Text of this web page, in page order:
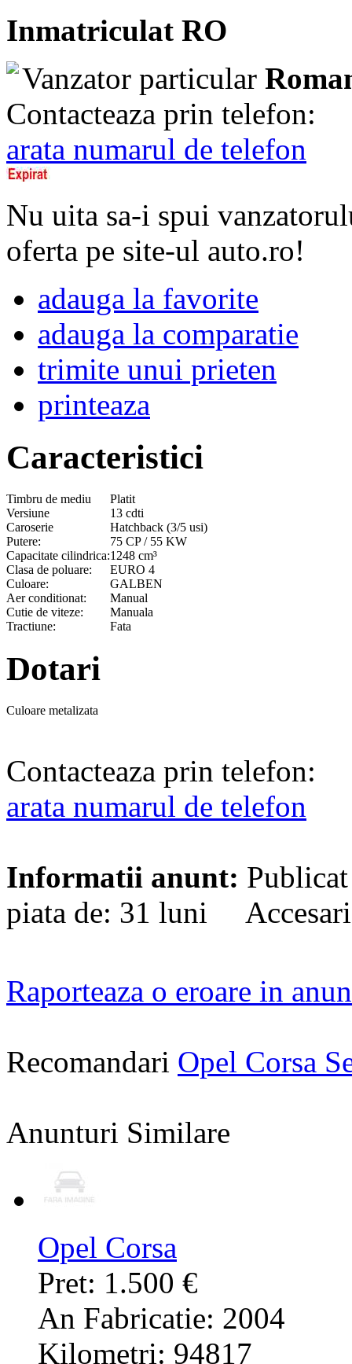
Inmatriculat RO
Vanzator particular
Contacteaza prin telefon:
arata numarul de telefon
Nu uita sa-i spui
oferta pe site-ul auto.ro!
adauga la favorite
adauga la comparatie
trimite unui prieten
printeaza
Caracteristici
Timbru de mediu
Platit
Versiune
13 cdti
Caroserie
Hatchback (3/5 usi)
Putere:
75 CP / 55 KW
Capacitate cilindrica:1248 cm³
Clasa de poluare:
EURO 4
Culoare:
GALBEN
Aer conditionat:
Manual
Cutie de viteze:
Manuala
Tractiune:
Fata
Dotari
Culoare metalizata
Contacteaza prin telefon:
arata numarul de telefon
Informatii anunt:
piata de: 31 luni
Raporteaza o eroare in
Recomandari Opel Corsa
Anunturi Similare
Opel Corsa
Pret: 1.500 €
An Fabricatie: 2004
Kilometri: 94817